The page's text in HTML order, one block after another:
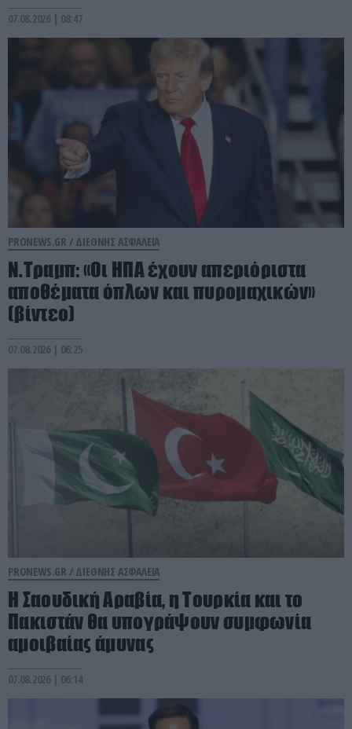
07.08.2026 | 08:47
PRONEWS.GR / ΔΙΕΘΝΗΣ ΑΣΦΑΛΕΙΑ
Ν.Τραμπ: «Οι ΗΠΑ έχουν απεριόριστα
αποθέματα όπλων και πυρομαχικών»
(βίντεο)
07.08.2026 | 06:25
PRONEWS.GR / ΔΙΕΘΝΗΣ ΑΣΦΑΛΕΙΑ
Η Σαουδική Αραβία, η Τουρκία και το
Πακιστάν θα υπογράψουν συμφωνία
αμοιβαίας άμυνας
07.08.2026 | 06:14